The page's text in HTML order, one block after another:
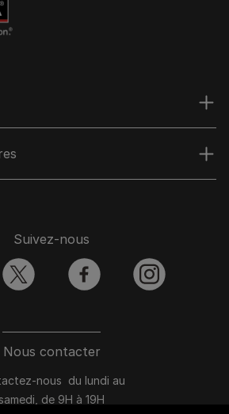
Nous contacter
nous du lundi au
de 9H à 19H
Suivez-nous
twitter facebook instagram